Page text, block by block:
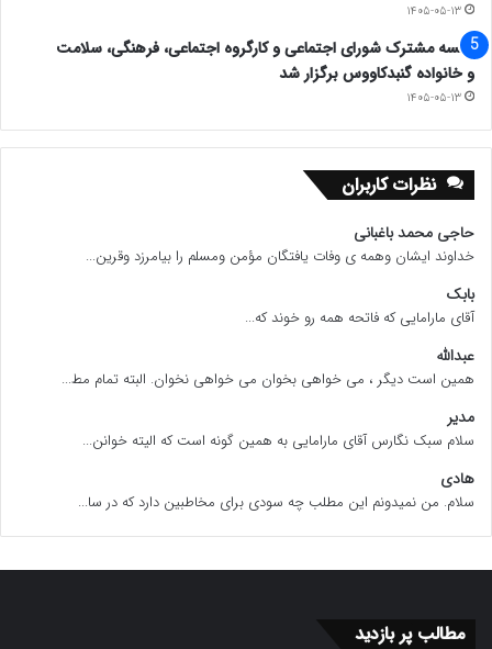
۱۴۰۵-۰۵-۱۳
جلسه مشترک شورای اجتماعی و کارگروه اجتماعی، فرهنگی، سلامت
و خانواده گنبدکاووس برگزار شد
۱۴۰۵-۰۵-۱۳
نظرات کاربران
حاجی محمد باغبانی
خداوند ایشان وهمه ی وفات یافتگان مؤمن ومسلم را بیامرزد وقرین...
بابک
آقای مارامایی که فاتحه همه رو خوند که...
عبدالله
همین است دیگر ، می خواهی بخوان می خواهی نخوان. البته تمام مط...
مدیر
سلام سبک نگارس آقای مارامایی به همین گونه است که الیته خوانن...
هادی
سلام. من نمیدونم این مطلب چه سودی برای مخاطبین دارد که در سا...
مطالب پر بازدید